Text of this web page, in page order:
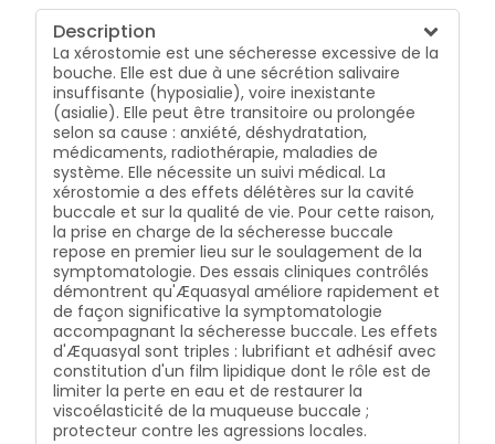
Description
La xérostomie est une sécheresse excessive de la
bouche. Elle est due à une sécrétion salivaire
insuffisante (hyposialie), voire inexistante
(asialie). Elle peut être transitoire ou prolongée
selon sa cause : anxiété, déshydratation,
médicaments, radiothérapie, maladies de
système. Elle nécessite un suivi médical. La
xérostomie a des effets délétères sur la cavité
buccale et sur la qualité de vie. Pour cette raison,
la prise en charge de la sécheresse buccale
repose en premier lieu sur le soulagement de la
symptomatologie. Des essais cliniques contrôlés
démontrent qu'Æquasyal améliore rapidement et
de façon significative la symptomatologie
accompagnant la sécheresse buccale. Les effets
d'Æquasyal sont triples : lubrifiant et adhésif avec
constitution d'un film lipidique dont le rôle est de
limiter la perte en eau et de restaurer la
viscoélasticité de la muqueuse buccale ;
protecteur contre les agressions locales.